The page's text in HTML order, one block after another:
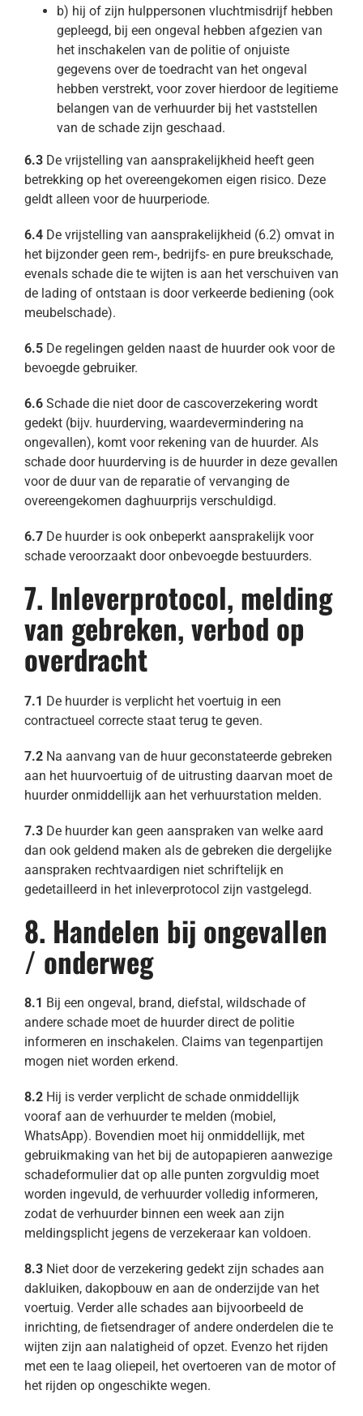
b) hij of zijn hulppersonen vluchtmisdrijf hebben
gepleegd, bij een ongeval hebben afgezien van
het inschakelen van de politie of onjuiste
gegevens over de toedracht van het ongeval
hebben verstrekt, voor zover hierdoor de legitieme
belangen van de verhuurder bij het vaststellen
van de schade zijn geschaad.
6.3De vrijstelling van aansprakelijkheid heeft geen
betrekking op het overeengekomen eigen risico. Deze
geldt alleen voor de huurperiode.
6.4De vrijstelling van aansprakelijkheid (6.2) omvat in
het bijzonder geen rem-, bedrijfs- en pure breukschade,
evenals schade die te wijten is aan het verschuiven van
de lading of ontstaan is door verkeerde bediening (ook
meubelschade).
6.5De regelingen gelden naast de huurder ook voor de
bevoegde gebruiker.
6.6Schade die niet door de cascoverzekering wordt
gedekt (bijv. huurderving, waardevermindering na
ongevallen), komt voor rekening van de huurder. Als
schade door huurderving is de huurder in deze gevallen
voor de duur van de reparatie of vervanging de
overeengekomen daghuurprijs verschuldigd.
6.7De huurder is ook onbeperkt aansprakelijk voor
schade veroorzaakt door onbevoegde bestuurders.
7. Inleverprotocol, melding
van gebreken, verbod op
overdracht
7.1 De huurder is verplicht het voertuig in een
contractueel correcte staat terug te geven.
7.2Na aanvang van de huur geconstateerde gebreken
aan het huurvoertuig of de uitrusting daarvan moet de
huurder onmiddellijk aan het verhuurstation melden.
7.3De huurder kan geen aanspraken van welke aard
dan ook geldend maken als de gebreken die dergelijke
aanspraken rechtvaardigen niet schriftelijk en
gedetailleerd in het inleverprotocol zijn vastgelegd.
8. Handelen bij ongevallen
/ onderweg
8.1 Bij een ongeval, brand, diefstal, wildschade of
andere schade moet de huurder direct de politie
informeren en inschakelen. Claims van tegenpartijen
mogen niet worden erkend.
8.2Hij is verder verplicht de schade onmiddellijk
vooraf aan de verhuurder te melden (mobiel,
WhatsApp). Bovendien moet hij onmiddellijk, met
gebruikmaking van het bij de autopapieren aanwezige
schadeformulier dat op alle punten zorgvuldig moet
worden ingevuld, de verhuurder volledig informeren,
zodat de verhuurder binnen een week aan zijn
meldingsplicht jegens de verzekeraar kan voldoen.
8.3Niet door de verzekering gedekt zijn schades aan
dakluiken, dakopbouw en aan de onderzijde van het
voertuig. Verder alle schades aan bijvoorbeeld de
inrichting, de fietsendrager of andere onderdelen die te
wijten zijn aan nalatigheid of opzet. Evenzo het rijden
met een te laag oliepeil, het overtoeren van de motor of
het rijden op ongeschikte wegen.